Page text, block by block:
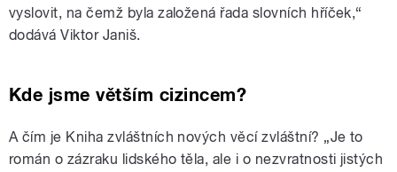
vyslovit, na čemž byla založená řada slovních hříček,“
dodává Viktor Janiš.
Kde jsme větším cizincem?
A čím je Kniha zvláštních nových věcí zvláštní? „Je to
román o zázraku lidského těla, ale i o nezvratnosti jistých